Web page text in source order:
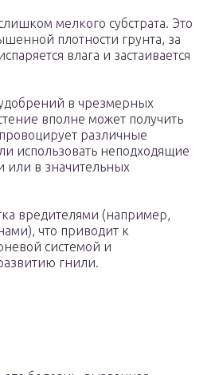
мелкого субстрата. Это
плотности грунта, за
влага и застаивается
в чрезмерных
вполне может получить
различные
использовать неподходящие
или в значительных
вредителями (например,
что приводит к
системой и
гнили.